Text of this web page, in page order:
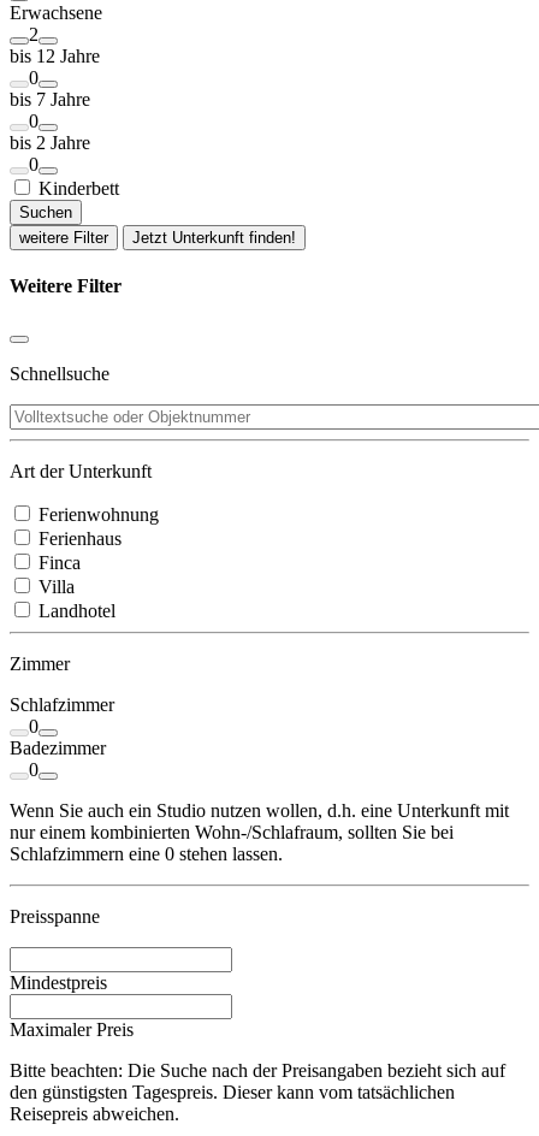
Erwachsene
2
bis 12 Jahre
0
bis 7 Jahre
0
bis 2 Jahre
0
Kinderbett
Suchen
weitere Filter
Jetzt Unterkunft finden!
Weitere Filter
Schnellsuche
Art der Unterkunft
Ferienwohnung
Ferienhaus
Finca
Villa
Landhotel
Zimmer
Schlafzimmer
0
Badezimmer
0
Wenn Sie auch ein Studio nutzen wollen, d.h. eine Unterkunft mit
nur einem kombinierten Wohn-/Schlafraum, sollten Sie bei
Schlafzimmern eine 0 stehen lassen.
Preisspanne
Mindestpreis
Maximaler Preis
Bitte beachten: Die Suche nach der Preisangaben bezieht sich auf
den günstigsten Tagespreis. Dieser kann vom tatsächlichen
Reisepreis abweichen.